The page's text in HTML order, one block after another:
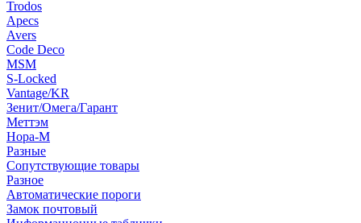
Trodos
Apecs
Avers
Code Deco
MSM
S-Locked
Vantage/KR
Зенит/Омега/Гарант
Меттэм
Нора-М
Разные
Сопутствующие товары
Разное
Автоматические пороги
Замок почтовый